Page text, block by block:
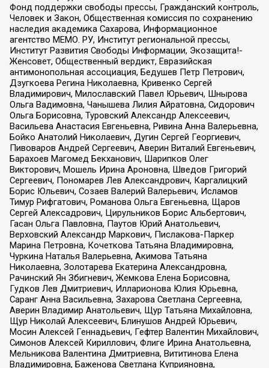
Фонд поддержки свободы прессы, Гражданский контроль,
Человек и Закон, Общественная комиссия по сохранению
наследия академика Сахарова, Информационное
агентство МЕМО. РУ, Институт региональной прессы,
Институт Развития Свободы Информации, Экозащита!-
Женсовет, Общественный вердикт, Евразийская
антимонопольная ассоциация, Бедушев Петр Петрович,
Дзугкоева Регина Николаевна, Кривенко Сергей
Владимирович, Милославский Павел Юрьевич, Шнырова
Ольга Вадимовна, Чанышева Лилия Айратовна, Сидорович
Ольга Борисовна, Туровский Александр Алексеевич,
Васильева Анастасия Евгеньевна, Ривина Анна Валерьевна,
Бойко Анатолий Николаевич, Дугин Сергей Георгиевич,
Пивоваров Андрей Сергеевич, Аверин Виталий Евгеньевич,
Барахоев Магомед Бекханович, Шарипков Олег
Викторович, Мошель Ирина Ароновна, Шведов Григорий
Сергеевич, Пономарев Лев Александрович, Каргалицкий
Борис Юльевич, Созаев Валерий Валерьевич, Исламов
Тимур Рифгатович, Романова Ольга Евгеньевна, Щаров
Сергей Алексадрович, Цирульников Борис Альбертович,
Гасан Ольга Павловна, Паутов Юрий Анатольевич,
Верховский Александр Маркович, Пислакова-Паркер
Марина Петровна, Кочеткова Татьяна Владимировна,
Чуркина Наталья Валерьевна, Акимова Татьяна
Николаевна, Золотарева Екатерина Александровна,
Рачинский Ян Збигневич, Жемкова Елена Борисовна,
Гудков Лев Дмитриевич, Илларионова Юлия Юрьевна,
Саранг Анна Васильевна, Захарова Светлана Сергеевна,
Аверин Владимир Анатольевич, Щур Татьяна Михайловна,
Щур Николай Алексеевич, Блинушов Андрей Юрьевич,
Мосин Алексей Геннадьевич, Гефтер Валентин Михайлович,
Симонов Алексей Кириллович, Флиге Ирина Анатольевна,
Мельникова Валентина Дмитриевна, Вититинова Елена
Владимировна, Баженова Светлана Куприяновна,